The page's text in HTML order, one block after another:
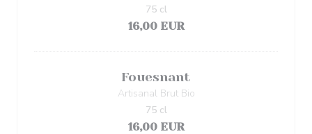
16,00 EUR
75 cl
Fouesnant
Artisanal Brut Bio
16,00 EUR
75 cl